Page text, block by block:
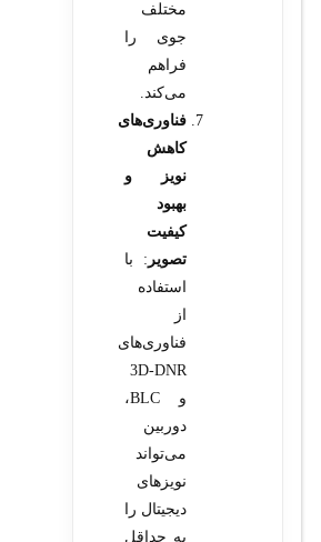
مختلف
جوی را
فراهم
می‌کند.
فناوری‌های
کاهش
نویز و
بهبود
کیفیت
تصویر : با
استفاده
از
فناوری‌های
3D-DNR
و BLC،
دوربین
می‌تواند
نویزهای
دیجیتال را
به حداقل